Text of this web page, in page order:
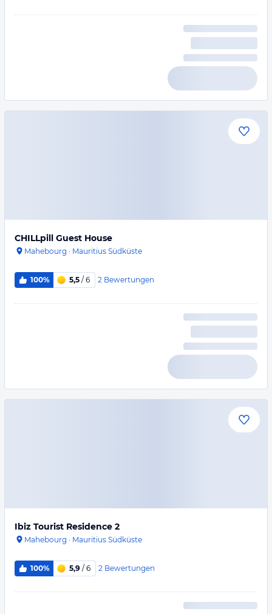
CHILLpill Guest House
Mahebourg · Mauritius Südküste
100% 5,5 / 6 2 Bewertungen
Ibiz Tourist Residence 2
Mahebourg · Mauritius Südküste
100% 5,9 / 6 2 Bewertungen